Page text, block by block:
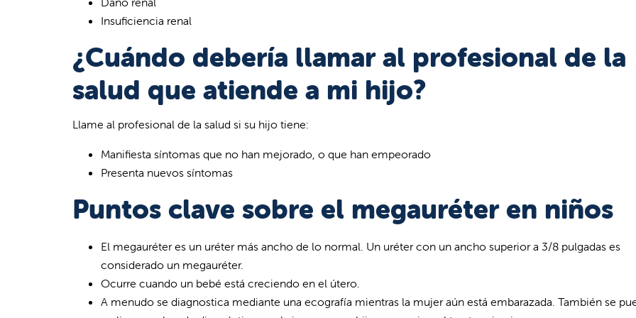
Insuficiencia renal
¿Cuándo debería llamar al profesional de la
salud que atiende a mi hijo?
Llame al profesional de la salud si su hijo tiene:
Manifiesta síntomas que no han mejorado, o que han empeorado
Presenta nuevos síntomas
Puntos clave sobre el megauréter en niños
El megauréter es un uréter más ancho de lo normal. Un uréter con un ancho superior a 3/8 pulgadas es
considerado un megauréter.
Ocurre cuando un bebé está creciendo en el útero.
A menudo se diagnostica mediante una ecografía mientras la mujer aún está embarazada. También se